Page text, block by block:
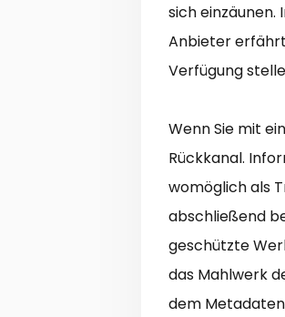
sich einzäunen.
Anbieter
Verfügung
Wenn Sie mit
Rückkanal.
womöglich als
abschließend
geschützte
das Mahlwerk
dem